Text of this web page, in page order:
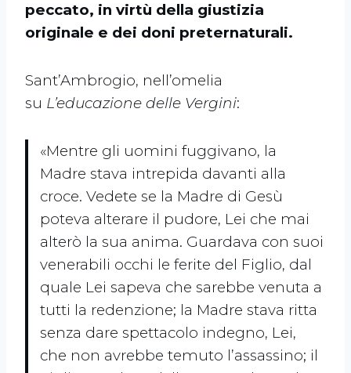
peccato, in virtù della giustizia
originale e dei doni preternaturali.
Sant’Ambrogio, nell’omelia
su L’educazione delle Vergini:
«Mentre gli uomini fuggivano, la
Madre stava intrepida davanti alla
croce. Vedete se la Madre di Gesù
poteva alterare il pudore, Lei che mai
alterò la sua anima. Guardava con suoi
venerabili occhi le ferite del Figlio, dal
quale Lei sapeva che sarebbe venuta a
tutti la redenzione; la Madre stava ritta
senza dare spettacolo indegno, Lei,
che non avrebbe temuto l’assassino; il